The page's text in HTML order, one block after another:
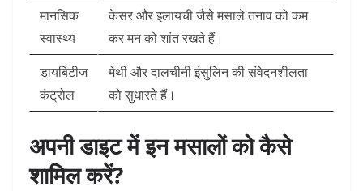
मानसिक
स्वास्थ्य
केसर और इलायची जैसे मसाले तनाव को कम
कर मन को शांत रखते हैं।
डायबिटीज
कंट्रोल
मेथी और दालचीनी इंसुलिन की संवेदनशीलता
को सुधारते हैं।
अपनी डाइट में इन मसालों को कैसे
शामिल करें?